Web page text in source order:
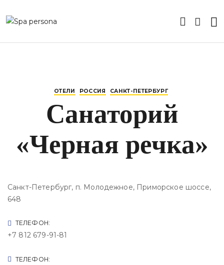
ОТЕЛИ РОССИЯ САНКТ-ПЕТЕРБУРГ
Санаторий
«Черная речка»
Санкт-Петербург, п. Молодежное, Приморское шоссе,
648
ТЕЛЕФОН:
+7 812 679-91-81
ТЕЛЕФОН: